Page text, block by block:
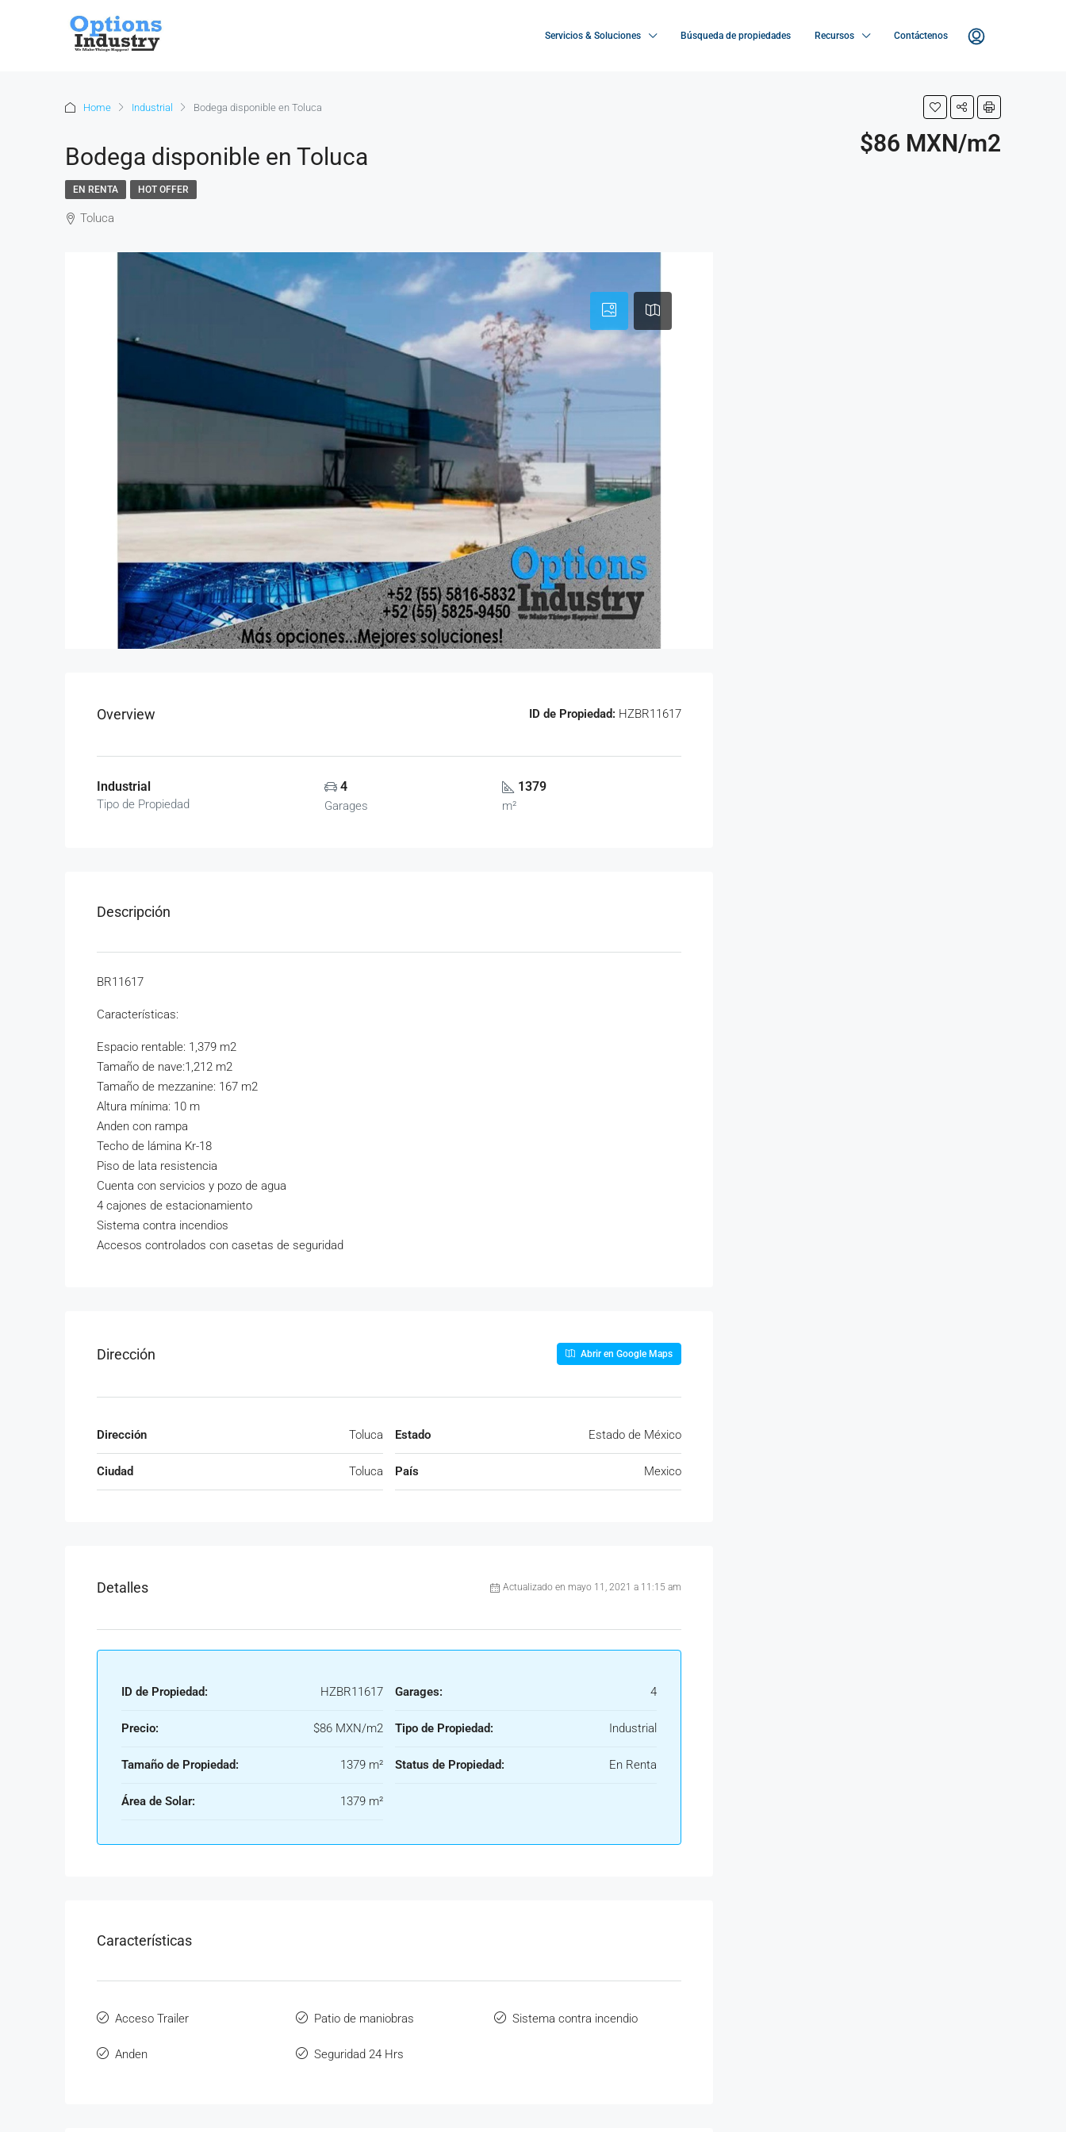
Servicios & Soluciones Búsqueda de propiedades Recursos Contáctenos
Home Industrial Bodega disponible en Toluca
Bodega disponible en Toluca $86 MXN/m2
EN RENTA HOT OFFER
Toluca
Overview ID de Propiedad: HZBR11617
Industrial
Tipo de Propiedad
4
Garages
1379
m²
Descripción
BR11617
Características:
Espacio rentable: 1,379 m2
Tamaño de nave:1,212 m2
Tamaño de mezzanine: 167 m2
Altura mínima: 10 m
Anden con rampa
Techo de lámina Kr-18
Piso de lata resistencia
Cuenta con servicios y pozo de agua
4 cajones de estacionamiento
Sistema contra incendios
Accesos controlados con casetas de seguridad
Dirección Abrir en Google Maps
Dirección Toluca
Ciudad Toluca
Estado Estado de México
País Mexico
Detalles Actualizado en mayo 11, 2021 a 11:15 am
ID de Propiedad: HZBR11617
Precio: $86 MXN/m2
Tamaño de Propiedad: 1379 m²
Área de Solar: 1379 m²
Garages: 4
Tipo de Propiedad: Industrial
Status de Propiedad: En Renta
Características
Acceso Trailer
Anden
Patio de maniobras
Seguridad 24 Hrs
Sistema contra incendio